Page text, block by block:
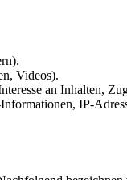
Videos).
an Inhalten,
IP-